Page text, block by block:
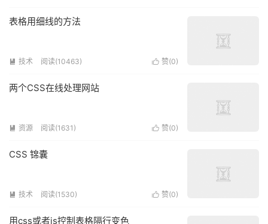
表格用细线的方法
 赞(0)
 技术 阅读(10463)
两个CSS在线处理网站
 赞(0)
 资源 阅读(1631)
CSS 锦囊
 赞(0)
 技术 阅读(1530)
用css或者js控制表格隔行变色